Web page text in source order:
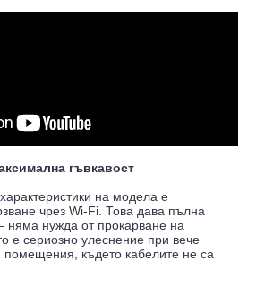
гъвкавост
на модела е
чрез Wi-Fi. Това дава пълна
няма нужда от прокарване на
е сериозно улеснение при вече
помещения, където кабелите не са